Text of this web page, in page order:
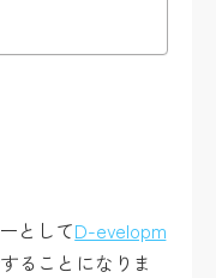
としてD-evelopm
ることになりま